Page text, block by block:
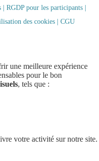
RGDP pour les participants
des cookies CGU
une meilleure expérience
pour le bon
, tels que :
votre activité sur notre site.